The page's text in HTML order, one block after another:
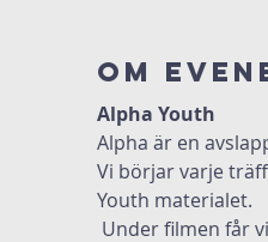
Om
Alpha Youth
Alpha är en
Vi börjar varje
Youth materialet.